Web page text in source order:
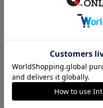
インフォメーション
個人情報保護方針
Cookieポリシー